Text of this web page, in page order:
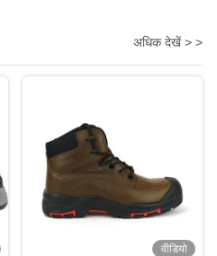
अधिक देखें > >
वीडियो